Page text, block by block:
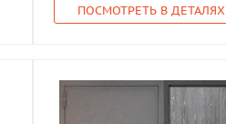
ПОСМОТРЕТЬ В ДЕТАЛЯХ